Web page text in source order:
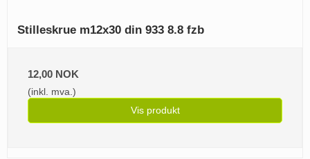
Stilleskrue m12x30 din 933 8.8 fzb
12,00 NOK
(inkl. mva.)
Vis produkt